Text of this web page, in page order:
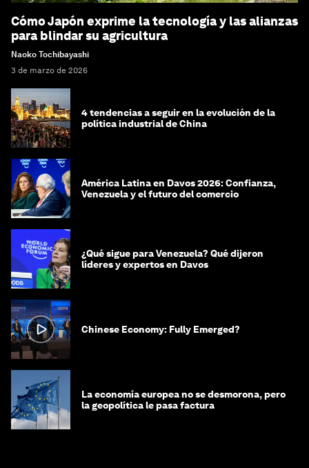
Cómo Japón exprime la tecnología y las alianzas
para blindar su agricultura
Naoko Tochibayashi
3 de marzo de 2026
4 tendencias a seguir en la evolución de la
política industrial de China
América Latina en Davos 2026: Confianza,
Venezuela y el futuro del comercio
¿Qué sigue para Venezuela? Qué dijeron
líderes y expertos en Davos
Chinese Economy: Fully Emerged?
La economía europea no se desmorona, pero
la geopolítica le pasa factura